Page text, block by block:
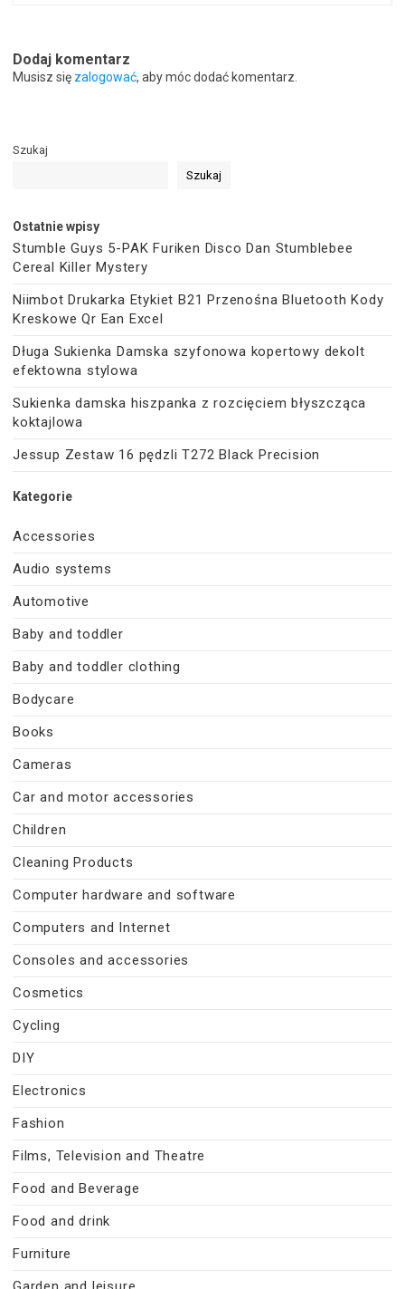
Dodaj komentarz
Musisz się zalogować, aby móc dodać komentarz.
Szukaj
Szukaj
Ostatnie wpisy
Stumble Guys 5-PAK Furiken Disco Dan Stumblebee
Cereal Killer Mystery
Niimbot Drukarka Etykiet B21 Przenośna Bluetooth Kody
Kreskowe Qr Ean Excel
Długa Sukienka Damska szyfonowa kopertowy dekolt
efektowna stylowa
Sukienka damska hiszpanka z rozcięciem błyszcząca
koktajlowa
Jessup Zestaw 16 pędzli T272 Black Precision
Kategorie
Accessories
Audio systems
Automotive
Baby and toddler
Baby and toddler clothing
Bodycare
Books
Cameras
Car and motor accessories
Children
Cleaning Products
Computer hardware and software
Computers and Internet
Consoles and accessories
Cosmetics
Cycling
DIY
Electronics
Fashion
Films, Television and Theatre
Food and Beverage
Food and drink
Furniture